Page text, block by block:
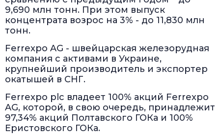
9,690 млн тонн. При этом выпуск
концентрата возрос на 3% - до 11,830 млн
тонн.
Ferrexpo AG - швейцарская железорудная
компания с активами в Украине,
крупнейший производитель и экспортер
окатышей в СНГ.
Ferrеxpo plc владеет 100% акций Ferrexpo
AG, которой, в свою очередь, принадлежит
97,34% акций Полтавского ГОКа и 100%
Еристовского ГОКа.